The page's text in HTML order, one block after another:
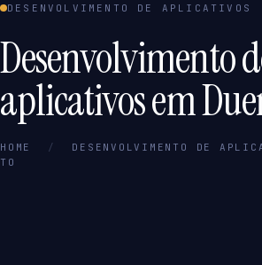
DESENVOLVIMENTO DE APLICATIVOS
Desenvolvimento
aplicativos em
HOME /
DESENVOLVIMENTO DE
TO